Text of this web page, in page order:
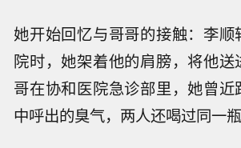
她开始回忆与哥哥的接触：李
院时，她架着他的肩膀，将他
哥在协和医院急诊部里，她曾
中呼出的臭气，两人还喝过同一瓶